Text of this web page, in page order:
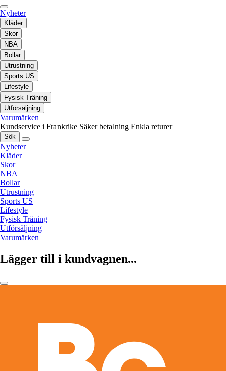
Nyheter
Kläder
Skor
NBA
Bollar
Utrustning
Sports US
Lifestyle
Fysisk Träning
Utförsäljning
Varumärken
Kundservice i Frankrike Säker betalning Enkla returer
Sök
Nyheter
Kläder
Skor
NBA
Bollar
Utrustning
Sports US
Lifestyle
Fysisk Träning
Utförsäljning
Varumärken
Lägger till i kundvagnen...